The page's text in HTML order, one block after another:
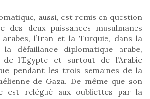
aussi, est remis en question
des deux puissances musulmanes
l’Iran et la Turquie, dans la
la défaillance diplomatique arabe,
de l’Egypte et surtout de l’Arabie
pendant les trois semaines de la
de Gaza. De même que son
est relégué aux oubliettes par la